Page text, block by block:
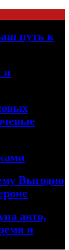
путь к
и
Выгодно
авто,
и